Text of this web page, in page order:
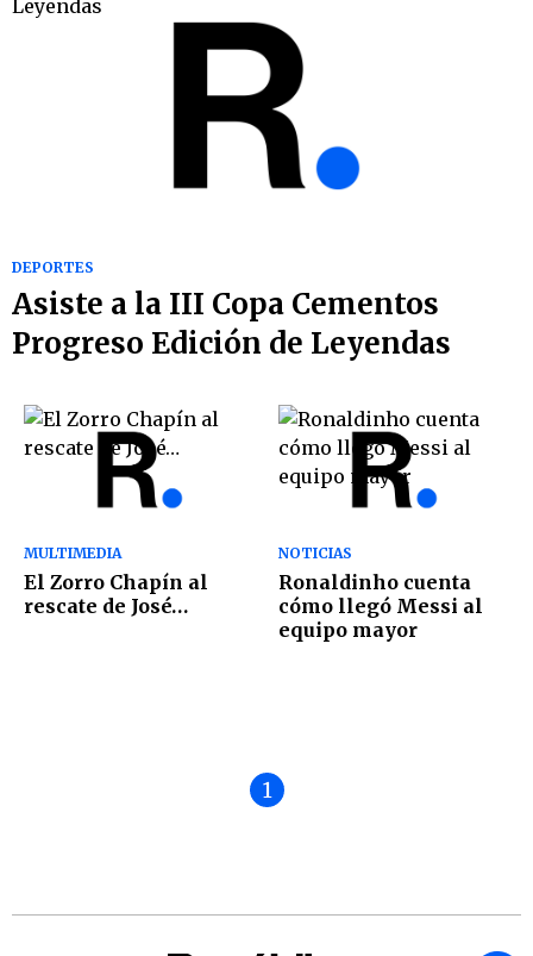
DEPORTES
Asiste a la III Copa Cementos
Progreso Edición de Leyendas
MULTIMEDIA
El Zorro Chapín al
rescate de José…
NOTICIAS
Ronaldinho cuenta
cómo llegó Messi al
equipo mayor
1